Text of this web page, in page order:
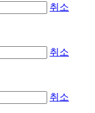
취소
취소
취소